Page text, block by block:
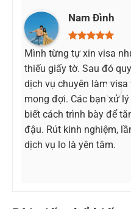
Nam Đình
Mình từng tự xin visa
thiếu giấy tờ. Sau đó
dịch vụ chuyên làm
mong đợi. Các bạn xử
biết cách trình bày để
đậu. Rút kinh nghiệm,
dịch vụ lo là yên tâm.